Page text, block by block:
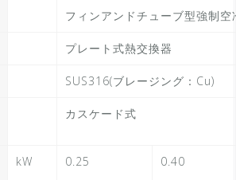
フィンアンドチューブ型強制空
プレート式熱交換器
SUS316(ブレージング：Cu)
カスケード式
kW 0.25 0.40